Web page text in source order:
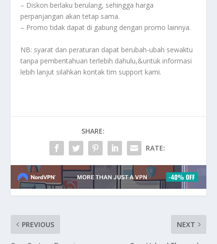
– Diskon berlaku berulang, sehingga harga
perpanjangan akan tetap sama.
– Promo tidak dapat di gabung dengan promo lainnya.
NB: syarat dan peraturan dapat berubah-ubah sewaktu
tanpa pemberitahuan terlebih dahulu,&untuk informasi
lebih lanjut silahkan kontak tim support kami.
SHARE:
RATE:
PREVIOUS NEXT